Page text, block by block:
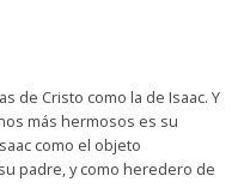
de Cristo como la de Isaac. Y
más hermosos es su
como el objeto
padre, y como heredero de